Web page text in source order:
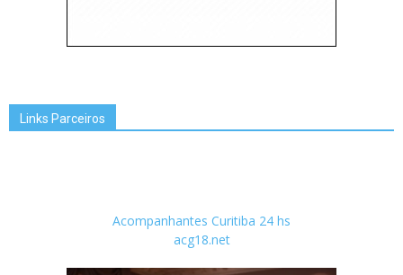
Links Parceiros
Acompanhantes Curitiba 24 hs
acg18.net